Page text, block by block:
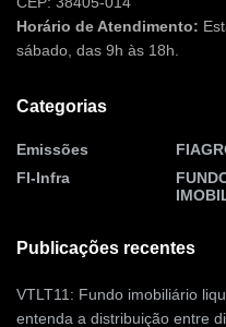
Horário de Atendimento:
sábado, das 9h às 18h.
Categorias
Emissões
FI-Infra
Publicações recentes
VTLT11: Fundo imobiliário
entenda a distribuição entre